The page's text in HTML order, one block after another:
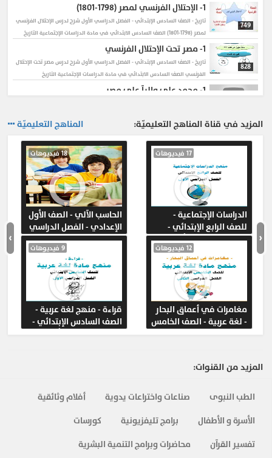
749
1- الإحتلال الفرنسي لمصر (1798-1801)
تاريخ - الصف السادس الإبتدائي - الفصل الدراسي الأولشرح لدرس الإحتلال الفرنسي
لمصر (1798-1801) الصف السادس الابتدائي في مادة الدراسات الإجتماعية التاريخ
828
1- مصر تحت الإحتلال الفرنسي
تاريخ - الصف السادس الإبتدائي - الفصل الدراسي الأولشرح لدرس مصر تحت الإحتلال
الفرنسي الصف السادس الابتدائي في مادة الدراسات الإجتماعية التاريخ
1- محمد على واليآ على مصر
636
1- مراجعة عامة
تاريخ - الصف السادس الإبتدائي - الفصل الدراسي الأولشرح لدرس مراجعة عامة
الصف السادس الابتدائي في مادة الدراسات الإجتماعية التاريخ
المزيد في قناة المناهج التعليميّة: المناهج التعليميّة
الدراسات الإجتماعية -
للصف الرابع الإبتدائي -
الفصل الدراسي الأول
17 فيديوهات
الحاسب الآلي - الصف الأول
الإعدادي - الفصل الدراسي
الثاني
18 فيديوهات
مغامرات في أعماق البحار
- لغة عربية - الصف الخامس
الإبتدائي - الفصل الدراسي
12 فيديوهات
قراءة - منهج لغة عربية -
الصف السادس الإبتدائي -
الفصل الدراسي الأول
9 فيديوهات ‹
›
المزيد من القنوات:
الطب النبوى صناعات واختراعات يدوية
أفلام وثائقية
الأسرة و الأطفال
برامج تليفزيونية
كورسات
تفسير القرآن
محاضرات وبرامج التنمية البشرية